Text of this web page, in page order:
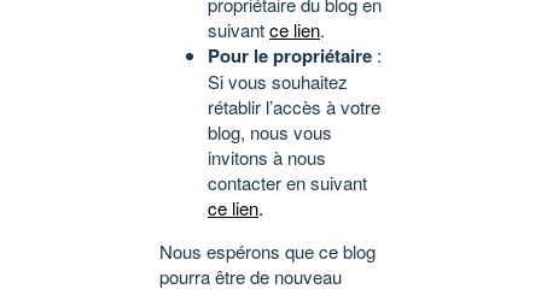
suivantce lien.
Pour le propriétaire :
Si vous souhaitez
rétablir l’accès à votre
blog, nous vous
invitons à nous
contacter en suivant
ce lien.
Nous espérons que ce blog
pourra être de nouveau